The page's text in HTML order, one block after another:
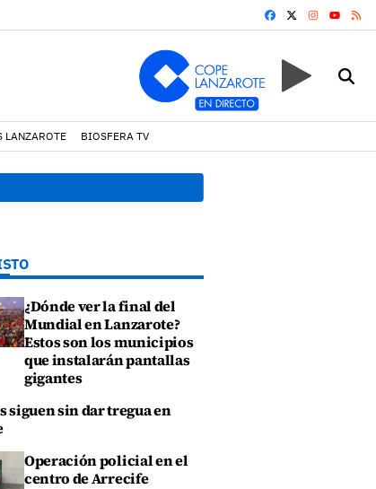
FACEBOOK
YOUTUBE
LANZAROTE BIOSFERA TV
en una vivienda de Playa Honda
¿Dónde ver la final del
Mundial en Lanzarote?
Estos son los municipios
que instalarán pantallas
gigantes
siguen sin dar tregua en
Operación policial en el
centro de Arrecife